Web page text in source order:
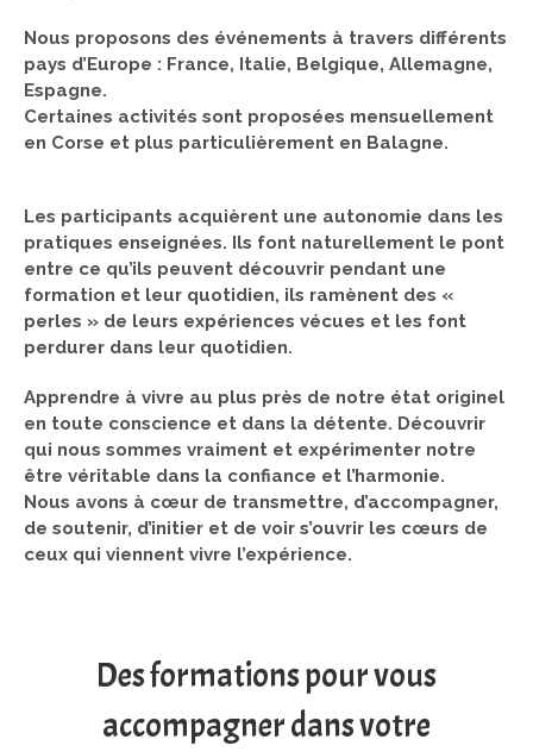
Nous proposons des événements à travers différents
pays d’Europe : France, Italie, Belgique, Allemagne,
Espagne.
Certaines activités sont proposées mensuellement
en Corse et plus particulièrement en Balagne.
Les participants acquièrent une autonomie dans les
pratiques enseignées. Ils font naturellement le pont
entre ce qu’ils peuvent découvrir pendant une
formation et leur quotidien, ils ramènent des «
perles » de leurs expériences vécues et les font
perdurer dans leur quotidien.
Apprendre à vivre au plus près de notre état originel
en toute conscience et dans la détente. Découvrir
qui nous sommes vraiment et expérimenter notre
être véritable dans la confiance et l’harmonie.
Nous avons à cœur de transmettre, d’accompagner,
de soutenir, d’initier et de voir s’ouvrir les cœurs de
ceux qui viennent vivre l’expérience.
Des formations pour vous
accompagner dans votre